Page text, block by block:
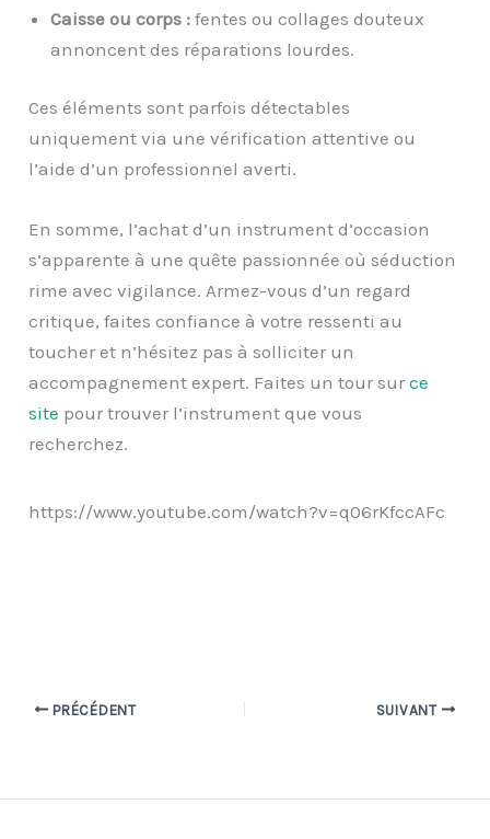
Caisse ou corps : fentes ou collages douteux
annoncent des réparations lourdes.
Ces éléments sont parfois détectables
uniquement via une vérification attentive ou
l’aide d’un professionnel averti.
En somme, l’achat d’un instrument d’occasion
s’apparente à une quête passionnée où séduction
rime avec vigilance. Armez-vous d’un regard
critique, faites confiance à votre ressenti au
toucher et n’hésitez pas à solliciter un
accompagnement expert. Faites un tour surce
site pour trouver l’instrument que vous
recherchez.
https://www.youtube.com/watch?v=q06rKfccAFc
PRÉCÉDENT SUIVANT